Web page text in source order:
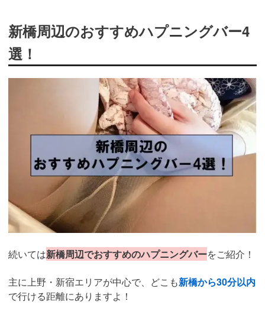
新橋周辺のおすすめハプニングバー4
選！
続いては新橋周辺でおすすめのハプニングバーをご紹介！
主に上野・新宿エリアが中心で、 どこも新橋から30分以内
で行ける距離にありますよ！